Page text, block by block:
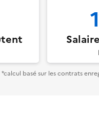
*calcul basé sur les contrats